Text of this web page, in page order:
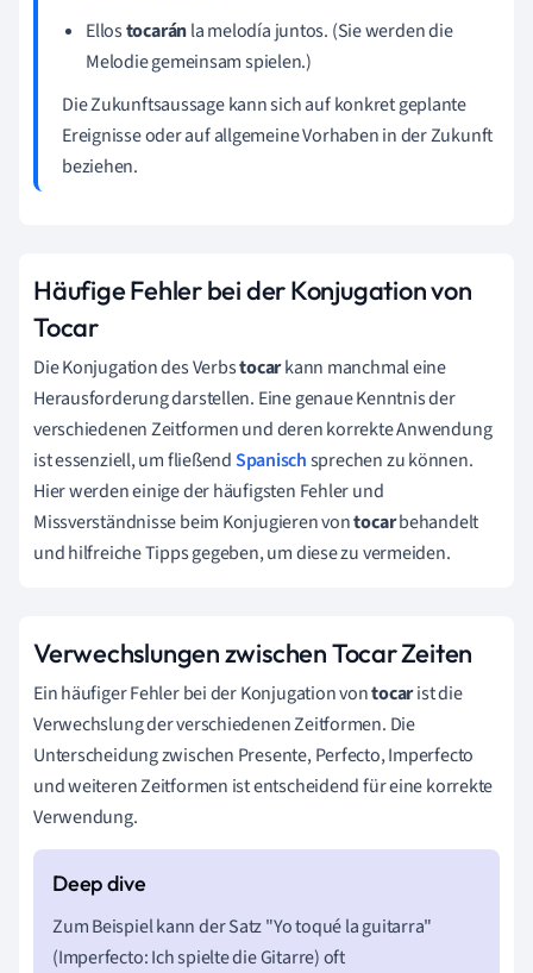
Ellostocaránla melodía juntos. (Sie werden die
Melodie gemeinsam spielen.)
Die Zukunftsaussage kann sich auf konkret geplante
Ereignisse oder auf allgemeine Vorhaben in der Zukunft
beziehen.
Häufige Fehler bei der Konjugation von
Tocar
Die Konjugation des Verbstocarkann manchmal eine
Herausforderung darstellen. Eine genaue Kenntnis der
verschiedenen Zeitformen und deren korrekte Anwendung
ist essenziell, um fließendSpanischsprechen zu können.
Hier werden einige der häufigsten Fehler und
Missverständnisse beim Konjugieren vontocarbehandelt
und hilfreiche Tipps gegeben, um diese zu vermeiden.
Verwechslungen zwischen Tocar Zeiten
Ein häufiger Fehler bei der Konjugation vontocarist die
Verwechslung der verschiedenen Zeitformen. Die
Unterscheidung zwischen Presente, Perfecto, Imperfecto
und weiteren Zeitformen ist entscheidend für eine korrekte
Verwendung.
Zum Beispiel kann der Satz "Yo toqué la guitarra"
(Imperfecto: Ich spielte die Gitarre) oft